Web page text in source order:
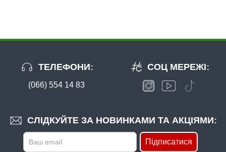
ТЕЛЕФОНИ:
(066) 554 14 83
СЛІДКУЙТЕ ЗА НОВИНКАМИ ТА АКЦІЯМИ:
Підписатися
СОЦ МЕРЕЖІ: